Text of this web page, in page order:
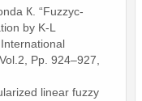
К. “Fuzzyc-
by K-L
Pp. 924–927,
linear fuzzy